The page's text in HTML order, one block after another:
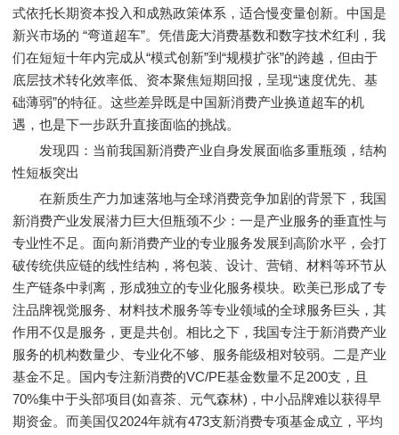
式依托长期资本投入和成熟政策体系，适合慢变量创新。中国是
新兴市场的 “弯道超车”。凭借庞大消费基数和数字技术红利，我
们在短短十年内完成从“模式创新”到“规模扩张”的跨越，但由于
底层技术转化效率低、资本聚焦短期回报，呈现“速度优先、基
础薄弱”的特征。这些差异既是中国新消费产业换道超车的机
遇，也是下一步跃升直接面临的挑战。
发现四：当前我国新消费产业自身发展面临多重瓶颈，结构
性短板突出
在新质生产力加速落地与全球消费竞争加剧的背景下，我国
新消费产业发展潜力巨大但瓶颈不少：一是产业服务的垂直性与
专业性不足。面向新消费产业的专业服务发展到高阶水平，会打
破传统供应链的线性结构，将包装、设计、营销、材料等环节从
生产链条中剥离，形成独立的专业化服务模块。欧美已形成了专
注品牌视觉服务、材料技术服务等专业领域的全球服务巨头，其
作用不仅是服务，更是共创。相比之下，我国专注于新消费产业
服务的机构数量少、专业化不够、服务能级相对较弱。二是产业
基金不足。国内专注新消费的VC/PE基金数量不足200支，且
70%集中于头部项目(如喜茶、元气森林)，中小品牌难以获得早
期资金。而美国仅2024年就有473支新消费专项基金成立，平均